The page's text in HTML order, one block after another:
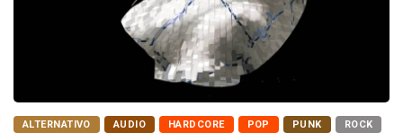
ALTERNATIVO AUDIO HARDCORE POP PUNK ROCK